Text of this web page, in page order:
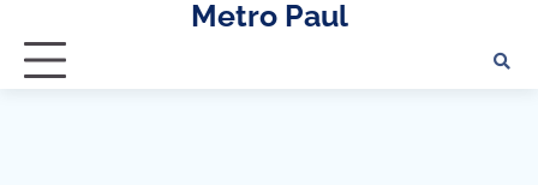
content
Metro Paul